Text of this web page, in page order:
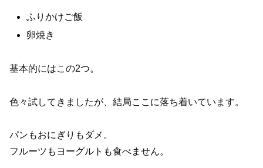
ふりかけご飯
卵焼き
基本的にはこの2つ。
色々試してきましたが、結局ここに落ち着いています。
パンもおにぎりもダメ。
フルーツもヨーグルトも食べません。